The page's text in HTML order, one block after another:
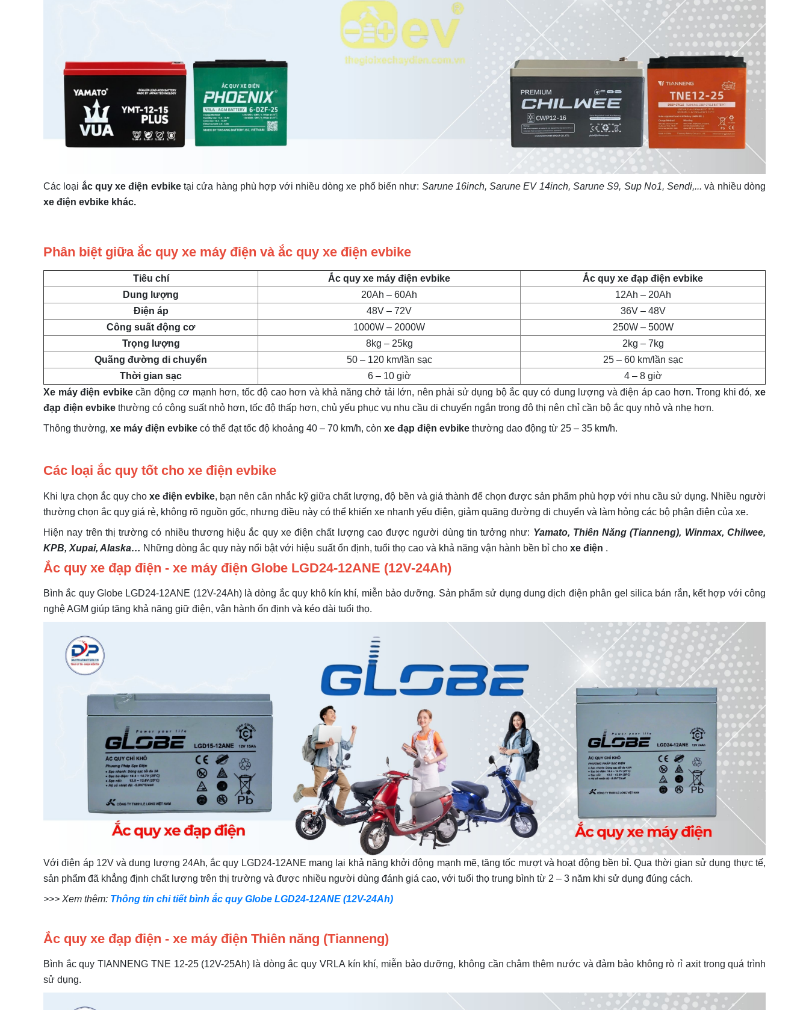
Các loại ắc quy xe điện evbiketại cửa hàng phù hợp với nhiều dòng xe phổ biến như: Sarune 16inch, Sarune EV 14inch, Sarune S9, Sup No1, Sendi,... và nhiều dòng
xe điện evbike khác.
Phân biệt giữa ắc quy xe máy điện và ắc quy xe điện evbike
Tiêu chí Ắc quy xe máy điện evbike
Ắc quy xe đạp điện evbike
Dung lượng
20Ah – 60Ah
12Ah – 20Ah
Điện áp
48V – 72V
36V – 48V
Công suất động cơ
1000W – 2000W
250W – 500W
Trọng lượng
8kg – 25kg
2kg – 7kg
Quãng đường di chuyển
50 – 120 km/lần sạc
25 – 60 km/lần sạc
Thời gian sạc
6 – 10 giờ
4 – 8 giờ
Xe máy điện evbikecần động cơ mạnh hơn, tốc độ cao hơn và khả năng chở tải lớn, nên phải sử dụng bộ ắc quy có dung lượng và điện áp cao hơn. Trong khi đó,xe
đạp điện evbike thường có công suất nhỏ hơn, tốc độ thấp hơn, chủ yếu phục vụ nhu cầu di chuyển ngắn trong đô thị nên chỉ cần bộ ắc quy nhỏ và nhẹ hơn.
Thông thường, xe máy điện evbike có thể đạt tốc độ khoảng 40 – 70 km/h, còn xe đạp điện evbike thường dao động từ 25 – 35 km/h.
Các loại ắc quy tốt cho xe điện evbike
Khi lựa chọn ắc quy choxe điện evbike, bạn nên cân nhắc kỹ giữa chất lượng, độ bền và giá thành để chọn được sản phẩm phù hợp với nhu cầu sử dụng. Nhiều người
thường chọn ắc quy giá rẻ, không rõ nguồn gốc, nhưng điều này có thể khiến xe nhanh yếu điện, giảm quãng đường di chuyển và làm hỏng các bộ phận điện của xe.
Hiện nay trên thị trường có nhiều thương hiệu ắc quy xe điện chất lượng cao được người dùng tin tưởng như: Yamato, Thiên Năng (Tianneng), Winmax, Chilwee,
KPB, Xupai, Alaska… Những dòng ắc quy này nổi bật với hiệu suất ổn định, tuổi thọ cao và khả năng vận hành bền bỉ cho xe điện .
Ắc quy xe đạp điện - xe máy điện Globe LGD24-12ANE (12V-24Ah)
Bình ắc quy Globe LGD24-12ANE (12V-24Ah) là dòng ắc quy khô kín khí, miễn bảo dưỡng. Sản phẩm sử dụng dung dịch điện phân gel silica bán rắn, kết hợp với công
nghệ AGM giúp tăng khả năng giữ điện, vận hành ổn định và kéo dài tuổi thọ.
Với điện áp 12V và dung lượng 24Ah, ắc quy LGD24-12ANE mang lại khả năng khởi động mạnh mẽ, tăng tốc mượt và hoạt động bền bỉ. Qua thời gian sử dụng thực tế,
sản phẩm đã khẳng định chất lượng trên thị trường và được nhiều người dùng đánh giá cao, với tuổi thọ trung bình từ 2 – 3 năm khi sử dụng đúng cách.
>>> Xem thêm: Thông tin chi tiết bình ắc quy Globe LGD24-12ANE (12V-24Ah)
Ắc quy xe đạp điện - xe máy điện Thiên năng (Tianneng)
Bình ắc quy TIANNENG TNE 12-25 (12V-25Ah) là dòng ắc quy VRLA kín khí, miễn bảo dưỡng, không cần châm thêm nước và đảm bảo không rò rỉ axit trong quá trình
sử dụng.